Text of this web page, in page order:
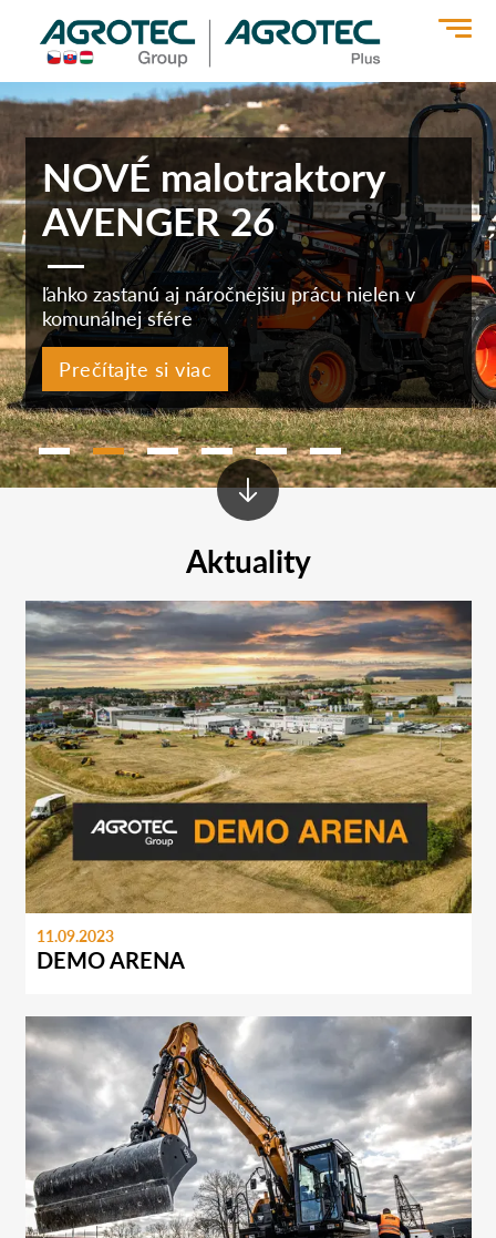
NOVÉ malotraktory
AVENGER 26
ľahko zastanú aj náročnejšiu prácu nielen v
komunálnej sfére
Prečítajte si viac
Aktuality
11.09.2023
DEMO ARENA